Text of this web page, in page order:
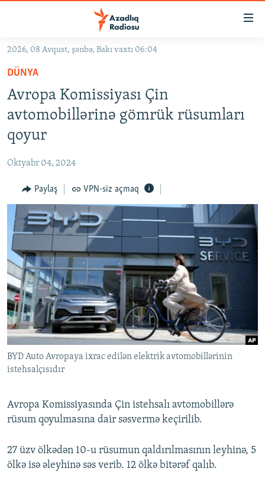
Əsas
qayıt
Əsas
naviqasiyaya
qayıt
Axtarışa
KORRUPSIOMETR
QANUNI DOĞRU
ARAŞDIRMA
MULTIMEDIA
VIDEO
FOTOQALEREYA
İNFOQRAFIKA
KARIKATURA
RADIO ARXIV
OXU ZALI
AZƏRBAYCAN ƏDƏBIYYATI KITABXANASI
İSLAM VƏ DEMOKRATIYA
İZ - MƏDƏNIYYƏT PROQRAMI
HAQQIMIZDA
MISSIYAMIZ
PEŞƏ ETIKASI VƏ JURNALISTIKA STANDARTLARIMIZ
MATERIALLARIMIZDAN ISTIFADƏ
AZADLIQRADIOSU MOBIL TELEFONUNUZDA
BIZIMLƏ ƏLAQƏ
BIZI IZLƏ
RFE/RL-in bütün saytları
2026, 08 Avqust, şənbə, Bakı vaxtı 06:04
DÜNYA
Avropa Komissiyası Çin
avtomobillərinə gömrük rüsumları
qoyur
Oktyabr 04, 2024
Paylaş VPN-siz açmaq
BYD Auto Avropaya ixrac edilən elektrik avtomobillərinin
istehsalçısıdır
Avropa Komissiyasında Çin istehsalı avtomobillərə
rüsum qoyulmasına dair səsvermə keçirilib.
27 üzv ölkədən 10-u rüsumun qaldırılmasının leyhinə, 5
ölkə isə əleyhinə səs verib. 12 ölkə bitərəf qalıb.